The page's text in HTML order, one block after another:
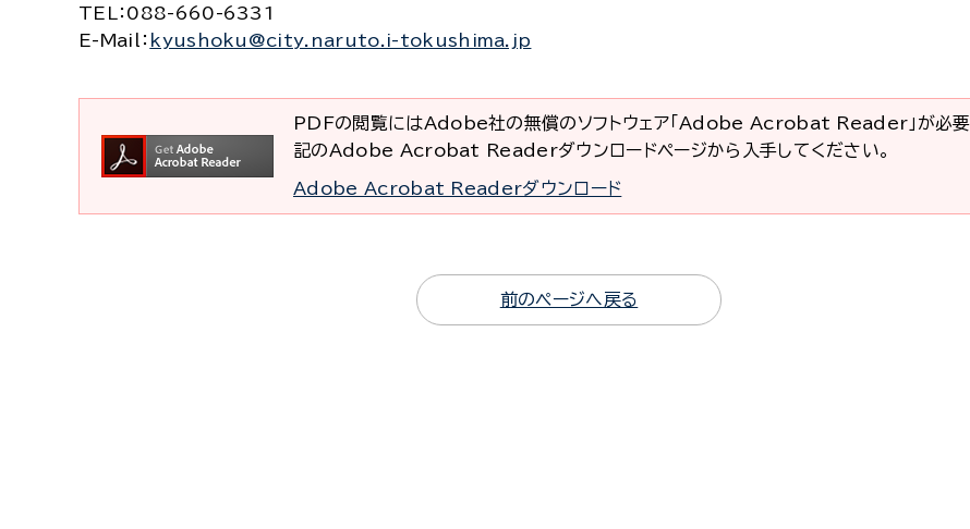
TEL
：088-660-6331
E-Mail
： kyushoku@city.naruto.i-tokushima.jp
PDFの閲覧にはAdobe社の無償のソフトウェア「Adobe Acrobat Reader」が必要
記のAdobe Acrobat Readerダウンロードページから入手してください。
Adobe Acrobat Readerダウンロード
前のページへ戻る